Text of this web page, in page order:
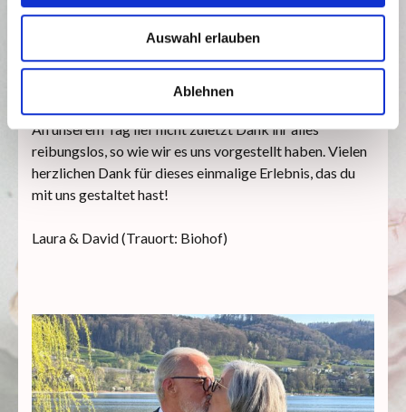
Auswahl erlauben
Ablehnen
Die offene und herzliche Art von Gudrun hat uns auf der
Suche nach einer Traurednerin gleich von ihr überzeugt.
Bei unseren Gesprächen haben wir uns sehr wohlgefühlt
An unserem Tag lief nicht zuletzt Dank ihr alles
reibungslos, so wie wir es uns vorgestellt haben. Vielen
herzlichen Dank für dieses einmalige Erlebnis, das du
mit uns gestaltet hast!
Laura & David (Trauort: Biohof)